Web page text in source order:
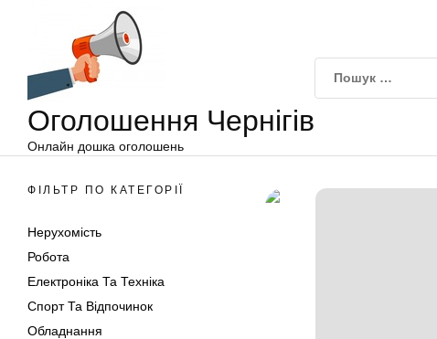
Оголошення Чернігів
Онлайн дошка оголошень
ФІЛЬТР ПО КАТЕГОРІЇ
Нерухомість
Робота
Електроніка Та Техніка
Спорт Та Відпочинок
Обладнання